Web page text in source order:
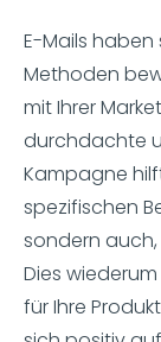
E-Mails
Methoden
mit Ihrer
durchdachte
Kampagne
spezifischen
sondern auch,
Dies
für Ihre